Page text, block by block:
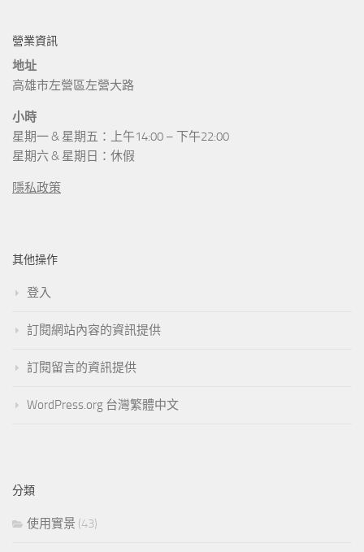
營業資訊
地址
高雄市左營區左營大路
小時
星期一 & 星期五：上午14:00 – 下午22:00
星期六 & 星期日：休假
隱私政策
其他操作
登入
訂閱網站內容的資訊提供
訂閱留言的資訊提供
WordPress.org 台灣繁體中文
分類
使用實景 (43)